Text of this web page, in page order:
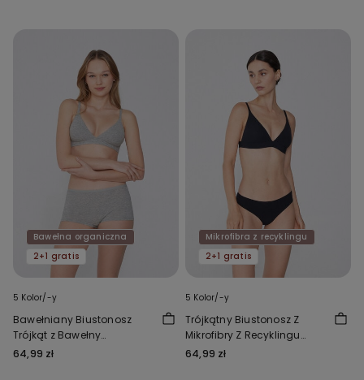
Bawełna organiczna
2+1 gratis
5 Kolor/-y
Bawełniany Biustonosz
Trójkąt z Bawełny
Organicznej Lisbon
64,99 zł
Mikrofibra z recyklingu
2+1 gratis
5 Kolor/-y
Trójkątny Biustonosz Z
Mikrofibry Z Recyklingu
Lisbon
64,99 zł